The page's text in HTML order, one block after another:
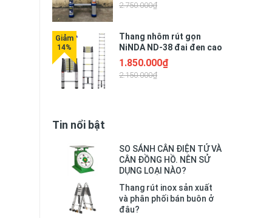
2.750.000₫
Thang nhôm rút gọn
NiNDA ND-38 đai đen cao
3m8
1.850.000₫
2.150.000₫
Tin nổi bật
SO SÁNH CÂN ĐIỆN TỬ VÀ
CÂN ĐỒNG HỒ. NÊN SỬ
DỤNG LOẠI NÀO?
Thang rút inox sản xuất
và phân phối bán buôn ở
đâu?